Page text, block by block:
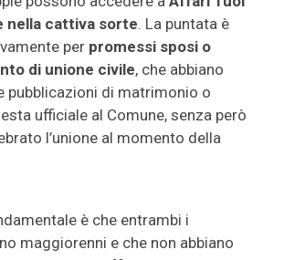
nella cattiva sorte. La puntata è
per promessi sposi o
di unione civile, che abbiano
pubblicazioni di matrimonio o
ufficiale al Comune, senza però
l’unione al momento della
è che entrambi i
maggiorenni e che non abbiano